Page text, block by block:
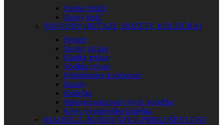
Predné tlmiče
Zadný tlmič
PREVODY (REŤAZE, ROZETY, KOLIEČKA)
Reťaze
Spojky reťaze
Kladky reťaze
Vodítka reťaze
Príslušenstvo k reťaziam
Rozety
Koliečka
Opravná sada pod vývod. koliečko
Kryty vývodového koliečka
RIADIDLÁ, RUKOVÄTE A PRÍSLUŠENSTVO